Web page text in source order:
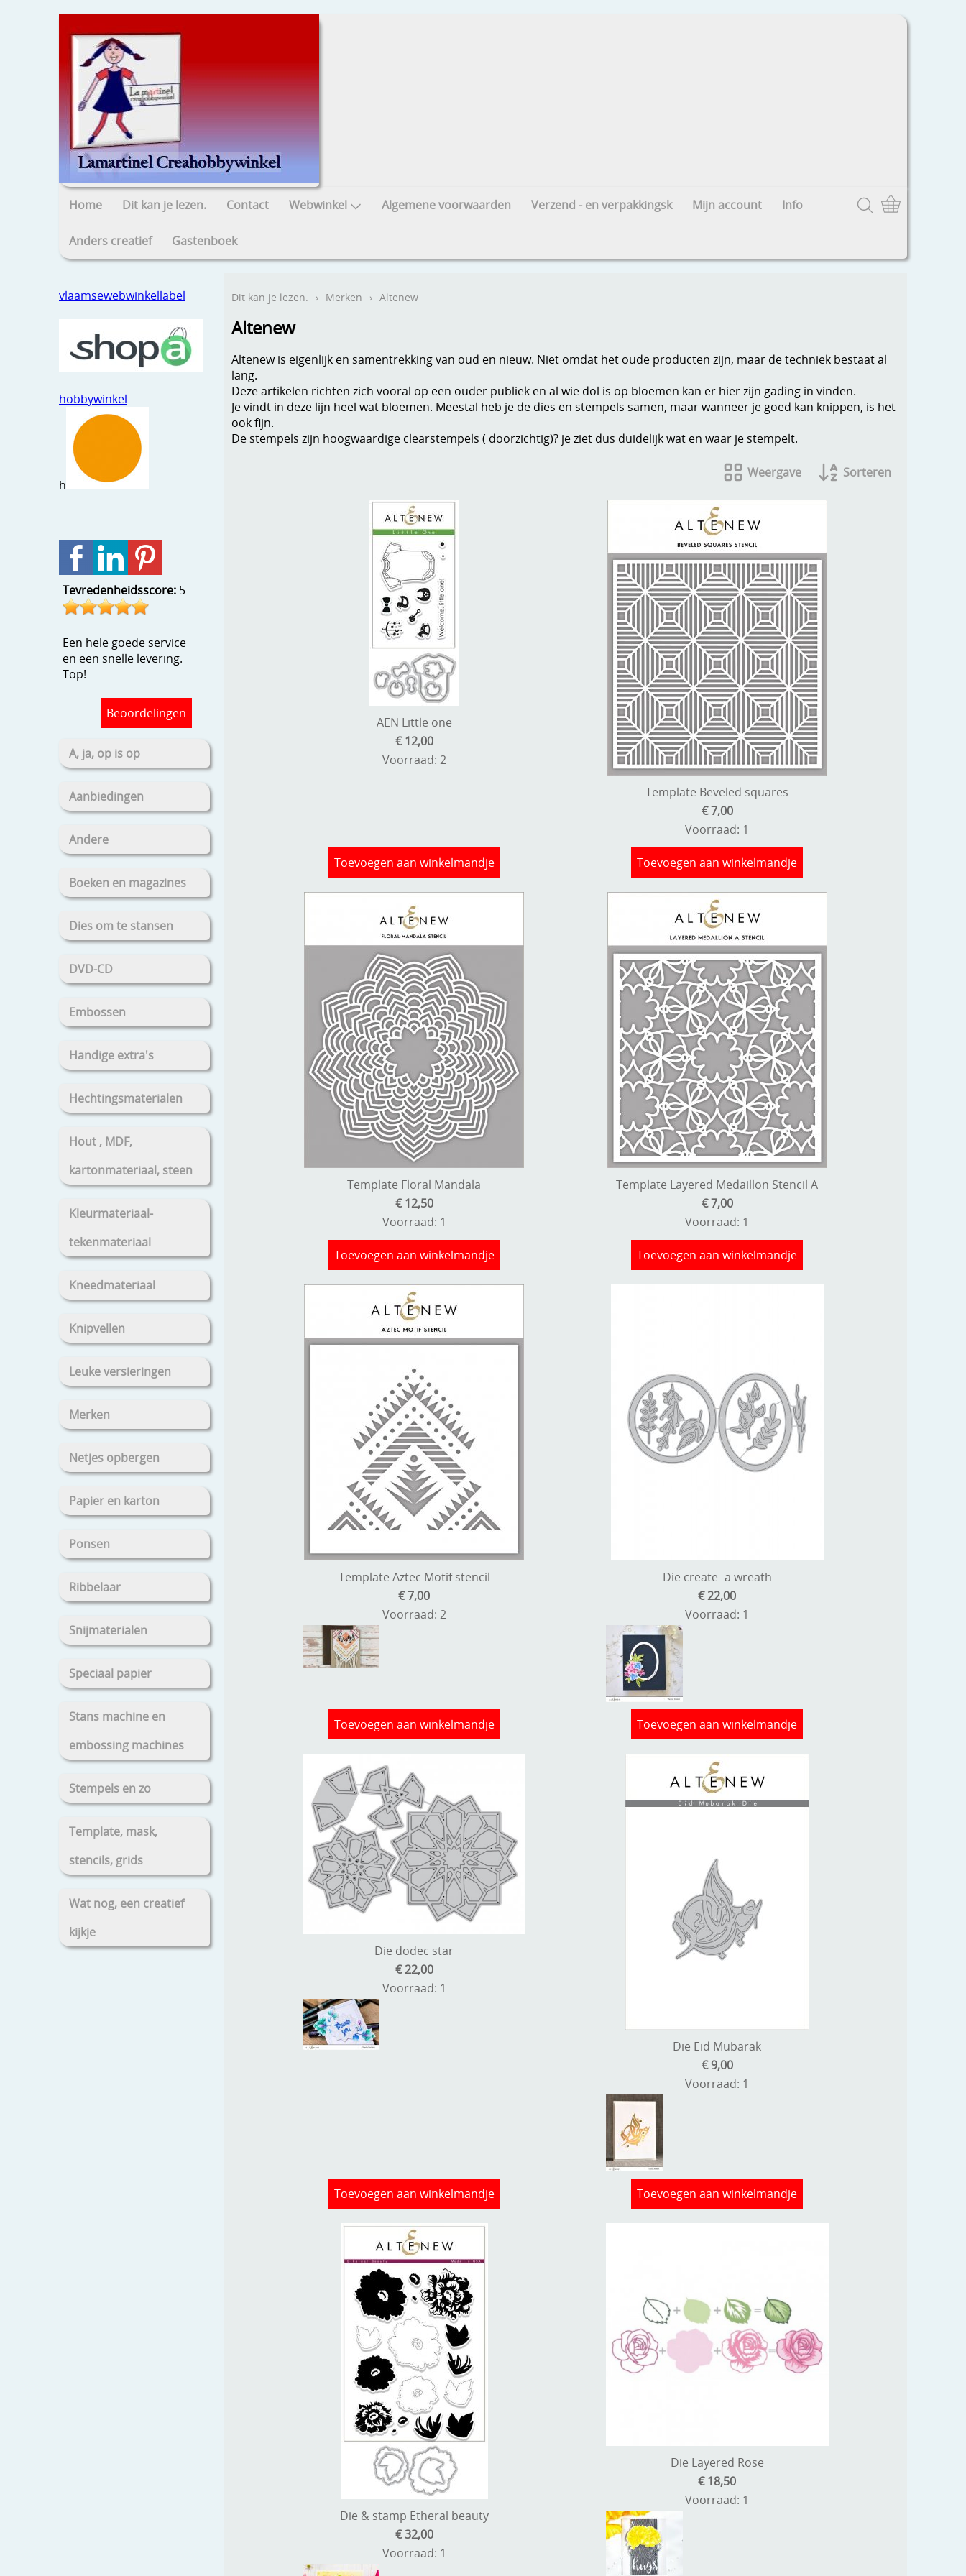
Home Dit kan je lezen. Contact Webwinkel Algemene voorwaarden Verzend - en verpakkingsk Mijn account Info
Anders creatief Gastenboek
vlaamsewebwinkellabel
hobbywinkel
h
Tevredenheidsscore: 5
Een hele goede service
en een snelle levering.
Top!
Beoordelingen
A, ja, op is op
Aanbiedingen
Andere
Boeken en magazines
Dies om te stansen
DVD-CD
Embossen
Handige extra's
Hechtingsmaterialen
Hout , MDF,
kartonmateriaal, steen
Kleurmateriaal-
tekenmateriaal
Kneedmateriaal
Knipvellen
Leuke versieringen
Merken
Netjes opbergen
Papier en karton
Ponsen
Ribbelaar
Snijmaterialen
Speciaal papier
Stans machine en
embossing machines
Stempels en zo
Template, mask,
stencils, grids
Wat nog, een creatief
kijkje
Dit kan je lezen. › Merken › Altenew
Altenew
Altenew is eigenlijk en samentrekking van oud en nieuw. Niet omdat het oude producten zijn, maar de techniek bestaat al
lang.
Deze artikelen richten zich vooral op een ouder publiek en al wie dol is op bloemen kan er hier zijn gading in vinden.
Je vindt in deze lijn heel wat bloemen. Meestal heb je de dies en stempels samen, maar wanneer je goed kan knippen, is het
ook fijn.
De stempels zijn hoogwaardige clearstempels ( doorzichtig)? je ziet dus duidelijk wat en waar je stempelt.
Weergave Sorteren
AEN Little one
€ 12,00
Voorraad: 2
Toevoegen aan winkelmandje
Template Beveled squares
€ 7,00
Voorraad: 1
Toevoegen aan winkelmandje
Template Floral Mandala
€ 12,50
Voorraad: 1
Toevoegen aan winkelmandje
Template Layered Medaillon Stencil A
€ 7,00
Voorraad: 1
Toevoegen aan winkelmandje
Template Aztec Motif stencil
€ 7,00
Voorraad: 2
Toevoegen aan winkelmandje
Die create -a wreath
€ 22,00
Voorraad: 1
Toevoegen aan winkelmandje
Die dodec star
€ 22,00
Voorraad: 1
Toevoegen aan winkelmandje
Die Eid Mubarak
€ 9,00
Voorraad: 1
Toevoegen aan winkelmandje
Die & stamp Etheral beauty
€ 32,00
Voorraad: 1
Die Layered Rose
€ 18,50
Voorraad: 1